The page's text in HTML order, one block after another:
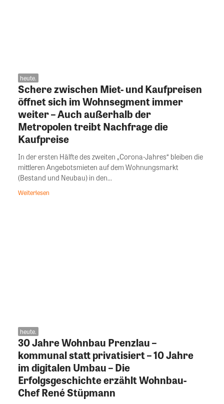
heute.
Schere zwischen Miet- und Kaufpreisen
öffnet sich im Wohnsegment immer
weiter – Auch außerhalb der
Metropolen treibt Nachfrage die
Kaufpreise
In der ersten Hälfte des zweiten „Corona-Jahres“ bleiben die
mittleren Angebotsmieten auf dem Wohnungsmarkt
(Bestand und Neubau) in den...
Weiterlesen
heute.
30 Jahre Wohnbau Prenzlau –
kommunal statt privatisiert – 10 Jahre
im digitalen Umbau – Die
Erfolgsgeschichte erzählt Wohnbau-
Chef René Stüpmann